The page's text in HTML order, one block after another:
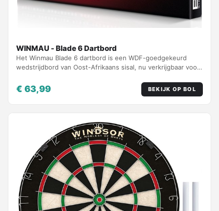
WINMAU - Blade 6 Dartbord
Het Winmau Blade 6 dartbord is een WDF-goedgekeurd
wedstrijdbord van Oost-Afrikaans sisal, nu verkrijgbaar voor
€ 63,99 BEKIJK OP BOL